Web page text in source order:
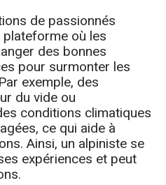
de passionnés
plateforme où les
des bonnes
pour surmonter les
exemple, des
du vide ou
conditions climatiques
ce qui aide à
Ainsi, un alpiniste se
expériences et peut